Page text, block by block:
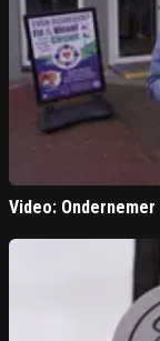
Video: